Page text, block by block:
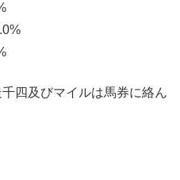
四及びマイルは馬券に絡ん